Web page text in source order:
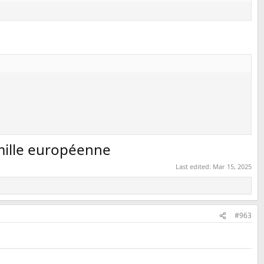
européenne
Last edited: Mar 15, 2025
#963